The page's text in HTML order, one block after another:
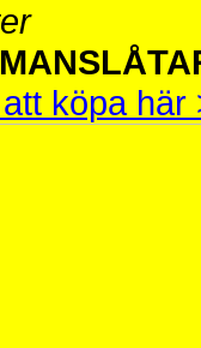
köpa här